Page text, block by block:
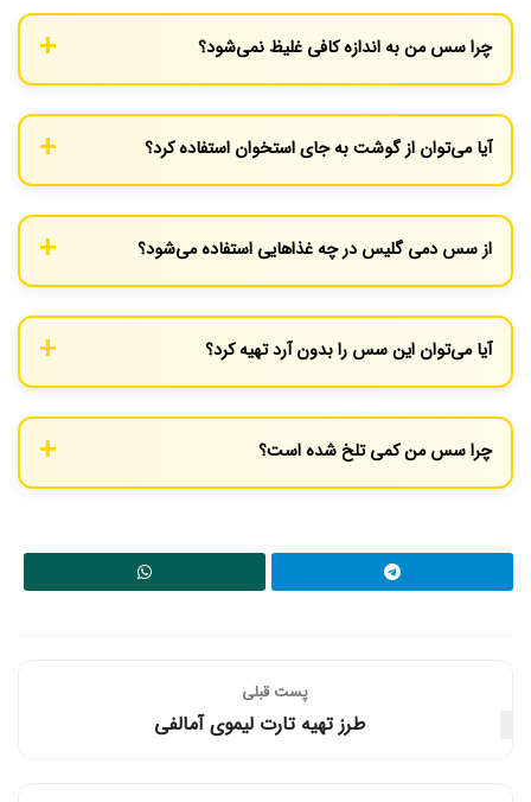
استخوان و سبزیجات به دست می‌آید. دمی گلیس از غلیظ کردن همین
استاک با «رو» (مخلوط آرد و کره) و کاهش حجم آن (Reduction) تهیه
می‌شود و بسیار غلیظ‌تر و طعم‌دارتر است.
چرا سس من به اندازه کافی غلیظ نمی‌شود؟
حرارت ملایم ادامه دهید تا آب اضافی تبخیر شده و سس به غلظت
مناسب برسد.
آیا می‌توان از گوشت به جای استخوان استفاده کرد؟
و قوام بسیار بهتری به استاک و نهایتاً به سس می‌دهند.
از سس دمی گلیس در چه غذاهایی استفاده می‌شود؟
برشته شده (رست بیف)، مرغ و حتی سبزیجات گریل شده است.
همچنین به عنوان پایه برای سس‌های دیگر مانند سس قارچ یا سس
فلفل نیز کاربرد دارد.
آیا می‌توان این سس را بدون آرد تهیه کرد؟
استاک (پختن طولانی‌تر تا حجم آن به یک‌چهارم برسد) به غلظت رسید
که به آن Glace de Viande می‌گویند. اما روش کلاسیک با «رو» انجام
می‌شود.
چرا سس من کمی تلخ شده است؟
پست قبلی
طرز تهیه تارت لیموی آمالفی